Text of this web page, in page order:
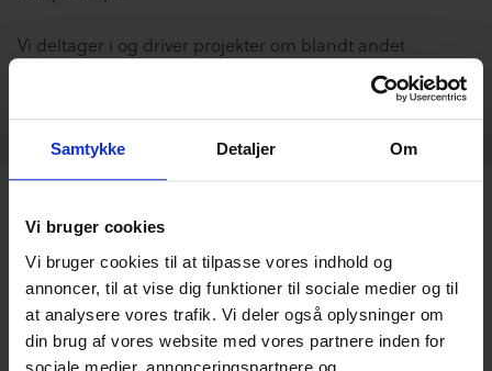
Samtykke Detaljer Om
Vi bruger cookies
Vi bruger cookies til at tilpasse vores indhold og
annoncer, til at vise dig funktioner til sociale medier og til
at analysere vores trafik. Vi deler også oplysninger om
din brug af vores website med vores partnere inden for
sociale medier, annonceringspartnere og
Vi deltager i og driver projekter om blandt andet
computerspil som pædagogisk redskab, hate speech og
Relaterede
blogindlæg